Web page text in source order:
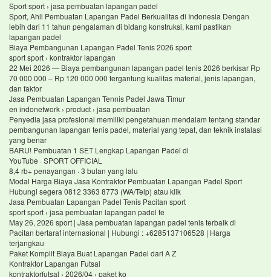
Sport sport › jasa pembuatan lapangan padel
Sport, Ahli Pembuatan Lapangan Padel Berkualitas di Indonesia Dengan
lebih dari 11 tahun pengalaman di bidang konstruksi, kami pastikan
lapangan padel
Biaya Pembangunan Lapangan Padel Tenis 2026 sport
sport sport › kontraktor lapangan
22 Mei 2026 — Biaya pembangunan lapangan padel tenis 2026 berkisar Rp
70 000 000 – Rp 120 000 000 tergantung kualitas material, jenis lapangan,
dan faktor
Jasa Pembuatan Lapangan Tennis Padel Jawa Timur
en indonetwork › product › jasa pembuatan
Penyedia jasa profesional memiliki pengetahuan mendalam tentang standar
pembangunan lapangan tenis padel, material yang tepat, dan teknik instalasi
yang benar
BARU! Pembuatan 1 SET Lengkap Lapangan Padel di
YouTube · SPORT OFFICIAL
8,4 rb+ penayangan · 3 bulan yang lalu
Modal Harga Biaya Jasa Kontraktor Pembuatan Lapangan Padel Sport
Hubungi segera 0812 3363 8773 (WA/Telp) atau klik
Jasa Pembuatan Lapangan Padel Tenis Pacitan sport
sport sport › jasa pembuatan lapangan padel te
May 26, 2026 sport | Jasa pembuatan lapangan padel tenis terbaik di
Pacitan bertaraf internasional | Hubungi : +6285137106528 | Harga
terjangkau
Paket Komplit Biaya Buat Lapangan Padel dari A Z
Kontraktor Lapangan Futsal
kontraktorfutsal › 2026/04 › paket ko